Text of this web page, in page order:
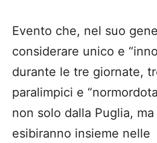
Evento che, nel suo
considerare unico e
durante le tre giornate,
paralimpici e “
non solo dalla Puglia,
esibiranno insieme nelle